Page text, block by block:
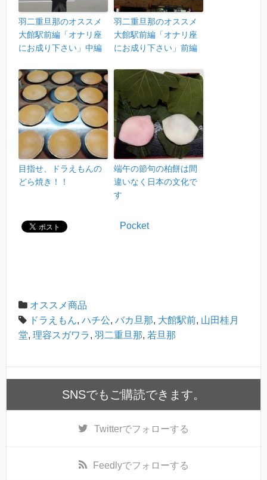
羽二重旦那のオススメ
大館駅前編「オナリ座
にお成り下さい」中編
羽二重旦那のオススメ
大館駅前編「オナリ座
にお成り下さい」前編
目指せ、ドラえもんの
どら焼き！！
端午の節句の柏餅は間
違いなく日本の文化で
す
Pocket
オススメ商品
ドラえもん, ハチ公, バカ旦那, 大館駅前, 山田桂月
堂, 理容スガワラ, 羽二重旦那, 若旦那
SNSでもご購読できます。
Twitterでフォローする
Feedlyでフォローする